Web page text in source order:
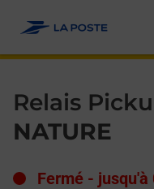
Relais
NATURE
Fermé - jusqu'à